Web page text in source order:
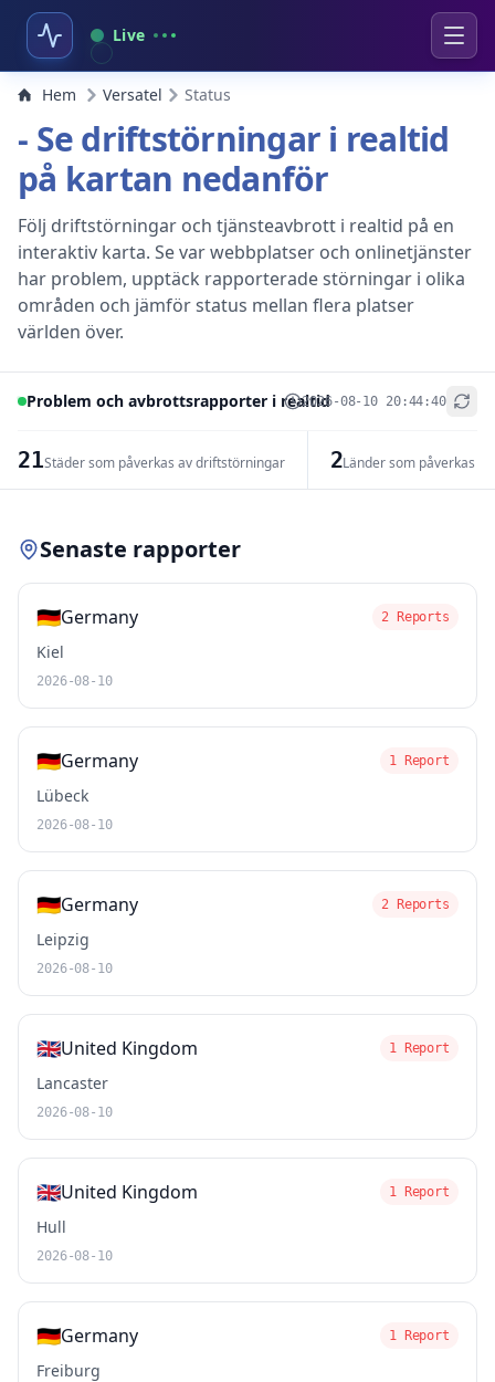
Live
Hem Versatel Status
- Se driftstörningar i realtid
på kartan nedanför
Följ driftstörningar och tjänsteavbrott i realtid på en
interaktiv karta. Se var webbplatser och onlinetjänster
har problem, upptäck rapporterade störningar i olika
områden och jämför status mellan flera platser
världen över.
Problem och avbrottsrapporter i realtid2026-08-10 20:44:40
21Städer som påverkas av driftstörningar 2Länder som påverkas
+
Senaste rapporter
🇩🇪Germany 2 Reports
Kiel
2026-08-10
🇩🇪Germany 1 Report
Lübeck
2026-08-10
🇩🇪Germany 2 Reports
Leipzig
2026-08-10
🇬🇧United Kingdom 1 Report
Lancaster
2026-08-10
🇬🇧United Kingdom 1 Report
Hull
2026-08-10
🇩🇪Germany 1 Report
Freiburg